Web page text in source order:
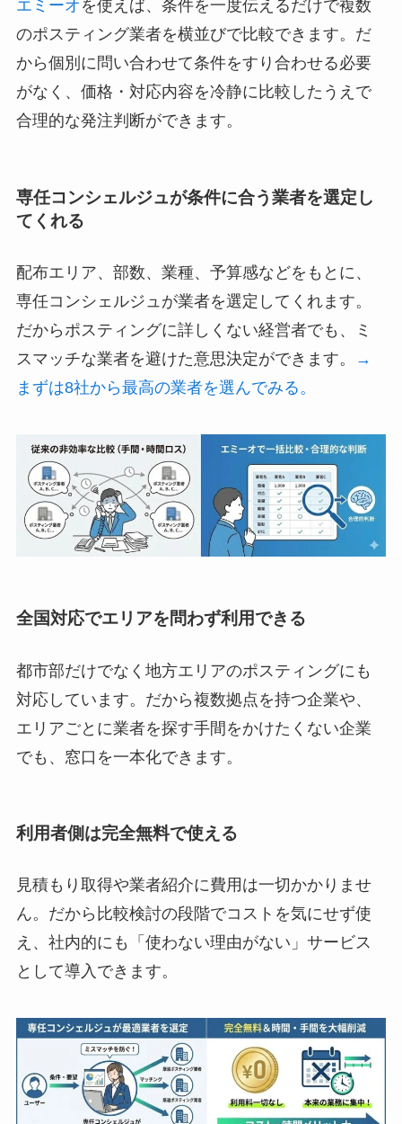
エミーオ を使えば、条件を一度伝えるだけで複数
のポスティング業者を横並びで比較できます。だ
から個別に問い合わせて条件をすり合わせる必要
がなく、価格・対応内容を冷静に比較したうえで
合理的な発注判断ができます。
専任コンシェルジュが条件に合う業者を選定し
てくれる
配布エリア、部数、業種、予算感などをもとに、
専任コンシェルジュが業者を選定してくれます。
だからポスティングに詳しくない経営者でも、ミ
スマッチな業者を避けた意思決定ができます。
→
まずは8社から最高の業者を選んでみる。
全国対応でエリアを問わず利用できる
都市部だけでなく地方エリアのポスティングにも
対応しています。だから複数拠点を持つ企業や、
エリアごとに業者を探す手間をかけたくない企業
でも、窓口を一本化できます。
利用者側は完全無料で使える
見積もり取得や業者紹介に費用は一切かかりませ
ん。だから比較検討の段階でコストを気にせず使
え、社内的にも「使わない理由がない」サービス
として導入できます。